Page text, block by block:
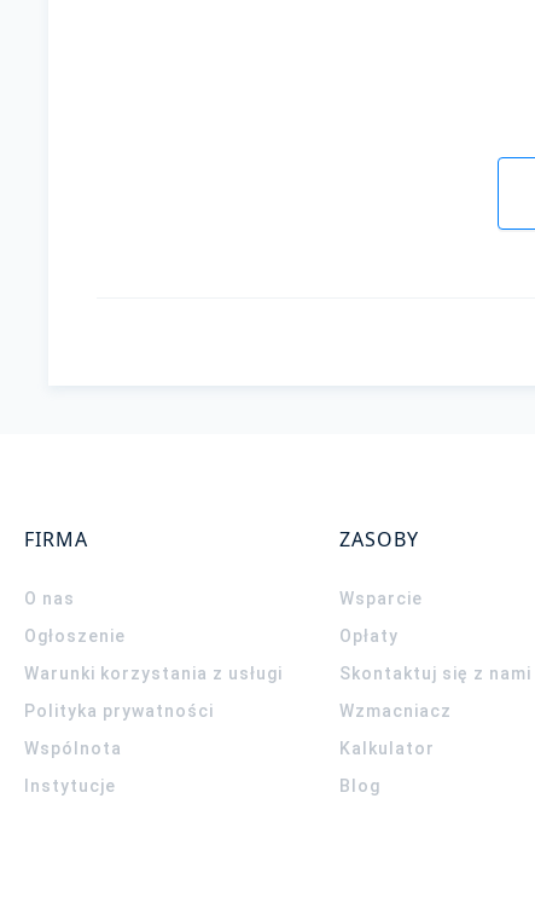
FIRMA
O nas
Ogłoszenie
Warunki korzystania z usługi
Polityka prywatności
Wspólnota
Instytucje
ZASOBY
Wsparcie
Opłaty
Skontaktuj się z nami
Wzmacniacz
Kalkulator
Blog